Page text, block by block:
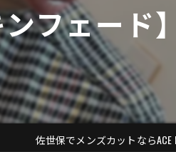
フェード】
佐世保でメンズカットならACE